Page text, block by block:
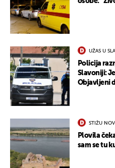
UŽAS U
Policija
Slavoniji:
Objavljeni
STIŽU
Plovila
sam se tu
UKLJUČITE